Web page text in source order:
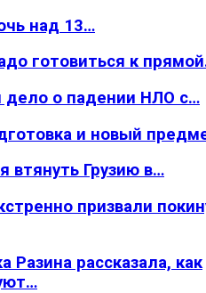
над 13…
готовиться к
дело о падении НЛО с…
и новый
втянуть Грузию в…
призвали
Разина рассказала, как